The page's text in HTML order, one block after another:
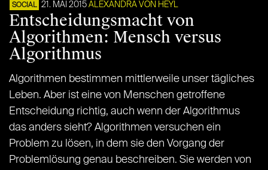
SOCIAL 21. MAI 2015 ALEXANDRA VON HEYL
Entscheidungsmacht von
Algorithmen: Mensch versus
Algorithmus
Algorithmen bestimmen mittlerweile unser tägliches
Leben. Aber ist eine von Menschen getroffene
Entscheidung richtig, auch wenn der Algorithmus
das anders sieht? Algorithmen versuchen ein
Problem zu lösen, in dem sie den Vorgang der
Problemlösung genau beschreiben. Sie werden von